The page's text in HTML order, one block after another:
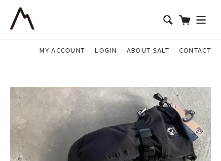
MY ACCOUNT LOGIN ABOUT SALT CONTACT